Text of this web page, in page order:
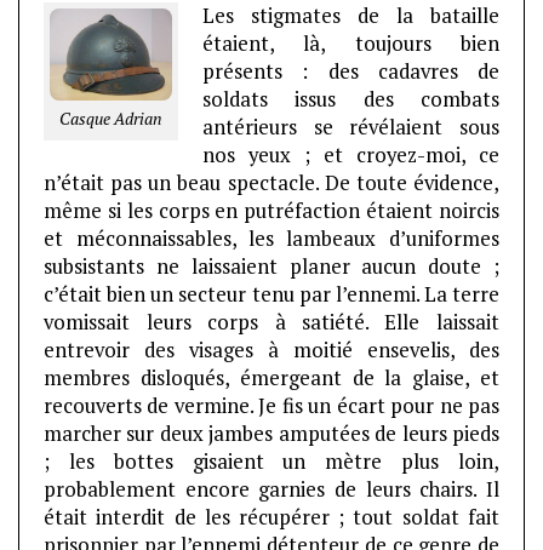
Casque Adrian
Les stigmates de la bataille
étaient, là, toujours bien
présents : des cadavres de
soldats issus des combats
antérieurs se révélaient sous
nos yeux ; et croyez-moi, ce
n’était pas un beau spectacle. De toute évidence,
même si les corps en putréfaction étaient noircis
et méconnaissables, les lambeaux d’uniformes
subsistants ne laissaient planer aucun doute ;
c’était bien un secteur tenu par l’ennemi. La terre
vomissait leurs corps à satiété. Elle laissait
entrevoir des visages à moitié ensevelis, des
membres disloqués, émergeant de la glaise, et
recouverts de vermine. Je fis un écart pour ne pas
marcher sur deux jambes amputées de leurs pieds
; les bottes gisaient un mètre plus loin,
probablement encore garnies de leurs chairs. Il
était interdit de les récupérer ; tout soldat fait